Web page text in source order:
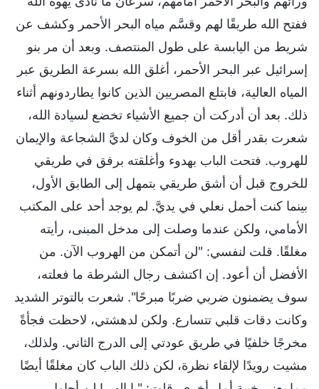
ففتح الله طريقًا لهم وقسَّم مياه البحر الأحمر وكشف عن
شريط من اليابسة على طول المنتصف. وبعد أن مر بنو
إسرائيل عبر البحر الأحمر، أغلق الله بسرعة الطريق عبر
المياه العالية، فابتلع المصريين الذين كانوا يطاردونهم أثناء
ذلك. بعد أن أدركت أن جميع الأشياء تخضع لسيادة الله،
شعرت بقدر أقل من الخوف وكان لديَّ الشجاعة والإيمان
للهروب. فتحت الباب بهدوء وأغلقته برفق في طريقي
للخروج قبل أن أشق طريقي بتمهل إلى الطابق الأول،
بينما كنت أحمل نعلي في يديَّ. لم يوجد أحد على المكتب
الأمامي، ولكن عندما وصلت إلى مدخل المبنى، رأيته
مغلقًا. قلت لنفسي: "لن أتمكن من الهروب الآن. من
الأفضل أن أعود. إن اكتشف رجال الشرطة ما فعلته،
سوف يضمنون ضربي ضربًا مبرحًا". شعرت بالتوتر الشديد
وكانت دقات قلبي تتسارع. ولكن لدهشتي، لاحظت فجأةً
مخرجًا خلفيًا في طريق عودتي إلى الدرج الثاني. ولذلك،
مشيت رويدًا لإلقاء نظرة، لكن ذلك الباب كان مغلقًا أيضًا